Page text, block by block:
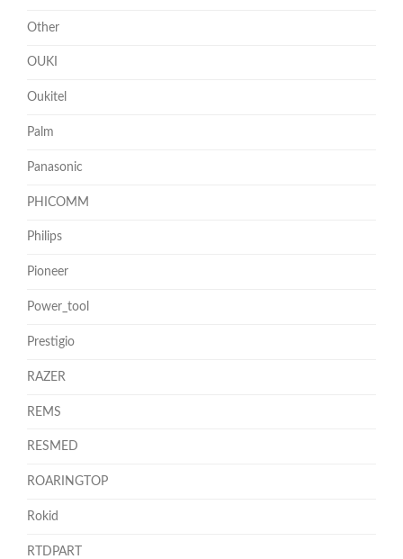
Other
OUKI
Oukitel
Palm
Panasonic
PHICOMM
Philips
Pioneer
Power_tool
Prestigio
RAZER
REMS
RESMED
ROARINGTOP
Rokid
RTDPART